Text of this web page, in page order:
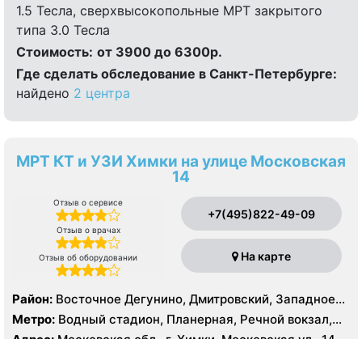
1.5 Тесла, сверхвысокопольные МРТ закрытого
типа 3.0 Тесла
Стоимость: от 3900 до 6300р.
Где сделать обследование в Санкт-Петербурге:
найдено 2 центра
МРТ КТ и УЗИ Химки на улице Московская
14
Отзыв о сервисе
Отзыв о врачах
Отзыв об оборудовании
+7(495)822-49-09
На карте
Район: Восточное Дегунино, Дмитровский, Западное
Дегунино, Ховрино, Куркино, Северное Тушино, Южное
Тушино
Метро: Водный стадион, Планерная, Речной вокзал,
Сходненская, Беломорская, Ховрино